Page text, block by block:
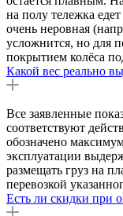
на полу тележка
очень неровная
усложнится, но для
покрытием колёса
Какой вес реально
Все заявленные
соответствуют
обозначено
эксплуатации
размещать груз на
перевозкой
Есть ли скидки при